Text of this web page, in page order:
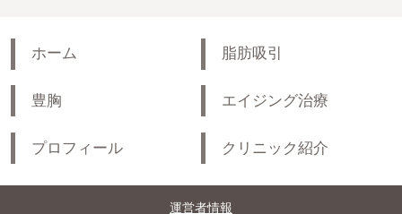
ホーム 脂肪吸引
豊胸 エイジング治療
プロフィール クリニック紹介
運営者情報